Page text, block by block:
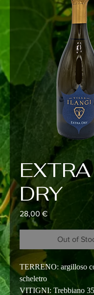
EXTRA
DRY
28,00 €Price
Out of
TERRENO: argilloso
scheletro
VITIGNI: Trebbiano